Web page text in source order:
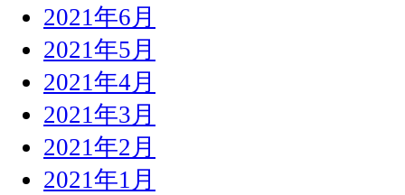
2021年6月
2021年5月
2021年4月
2021年3月
2021年2月
2021年1月